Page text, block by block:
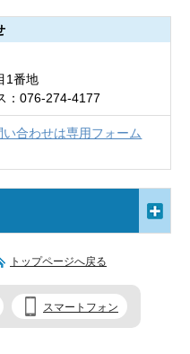
1番地
：076-274-4177
合わせは専用フォーム
トップページへ戻る
スマートフォン